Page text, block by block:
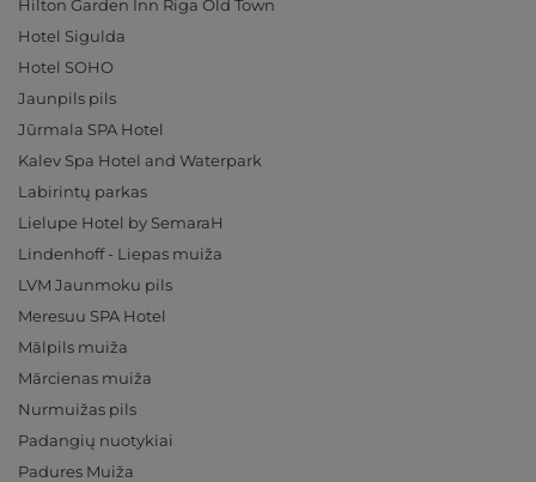
Hilton Garden Inn Riga Old Town
Hotel Sigulda
Hotel SOHO
Jaunpils pils
Jūrmala SPA Hotel
Kalev Spa Hotel and Waterpark
Labirintų parkas
Lielupe Hotel by SemaraH
Lindenhoff - Liepas muiža
LVM Jaunmoku pils
Meresuu SPA Hotel
Mālpils muiža
Mārcienas muiža
Nurmuižas pils
Padangių nuotykiai
Padures Muiža